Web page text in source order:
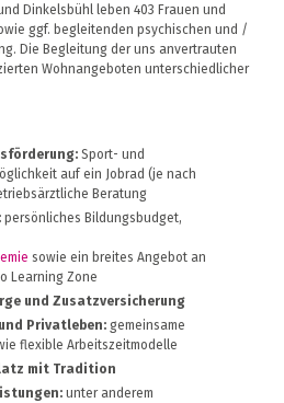
Dinkelsbühl leben 403 Frauen und
ggf. begleitenden psychischen und /
Die Begleitung der uns anvertrauten
Wohnangeboten unterschiedlicher
Sport- und
auf ein Jobrad (je nach
Beratung
persönliches Bildungsbudget,
sowie ein breites Angebot an
Learning Zone
und Zusatzversicherung
Privatleben: gemeinsame
flexible Arbeitszeitmodelle
mit Tradition
unter anderem